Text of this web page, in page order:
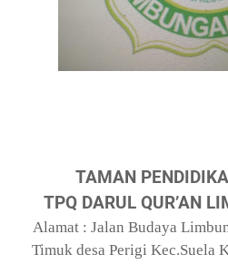
TAMAN
TPQ DARUL QUR’AN
Alamat : Jalan Budaya
Timuk desa Perigi Kec.Suela